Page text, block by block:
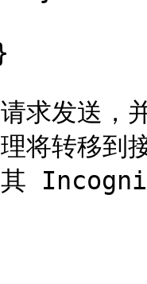
求发送，
将转移到
其